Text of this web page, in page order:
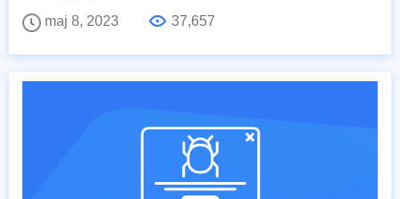
maj 8, 2023
37,657